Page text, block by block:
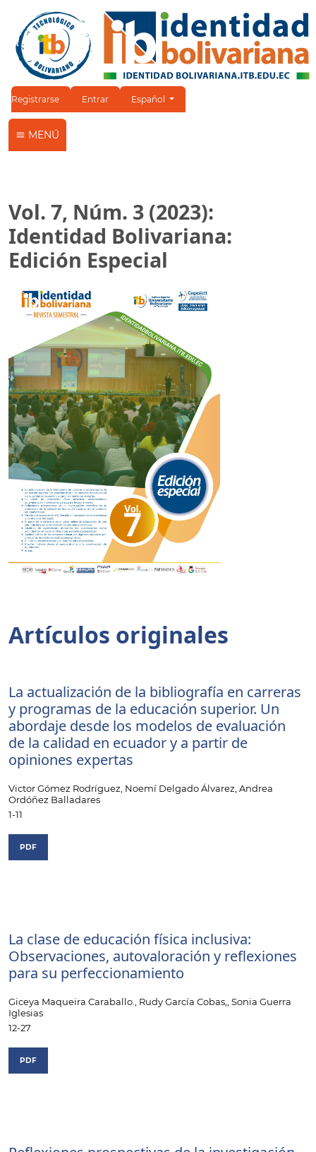
Registrarse Entrar Cambiar el idioma. El idioma actual es:
Español
MENÚ
Vol. 7, Núm. 3 (2023):
Identidad Bolivariana:
Edición Especial
Artículos originales
La actualización de la bibliografía en carreras
y programas de la educación superior. Un
abordaje desde los modelos de evaluación
de la calidad en ecuador y a partir de
opiniones expertas
Victor Gómez Rodríguez, Noemí Delgado Álvarez, Andrea
Ordóñez Balladares
1-11
PDF
La clase de educación física inclusiva:
Observaciones, autovaloración y reflexiones
para su perfeccionamiento
Giceya Maqueira Caraballo., Rudy García Cobas,, Sonia Guerra
Iglesias
12-27
PDF